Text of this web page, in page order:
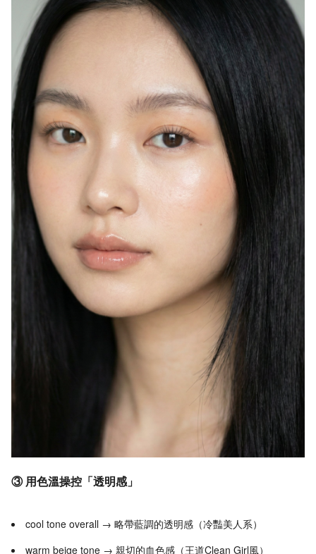
③ 用色溫操控「透明感」
cool tone overall → 略帶藍調的透明感（冷豔美人系）
warm beige tone → 親切的血色感（王道Clean Girl風）